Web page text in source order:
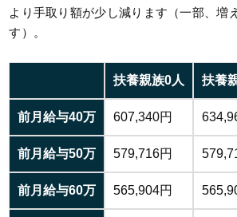
より手取り額が少し減ります（一部、増
す）。
扶養親族0人 扶養
前月給与40万 607,340円
前月給与50万 579,716円
前月給与60万 565,904円